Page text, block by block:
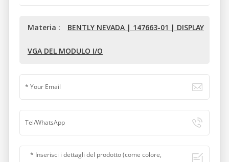
Materia : BENTLY NEVADA | 147663-01 | DISPLAY
VGA DEL MODULO I/O